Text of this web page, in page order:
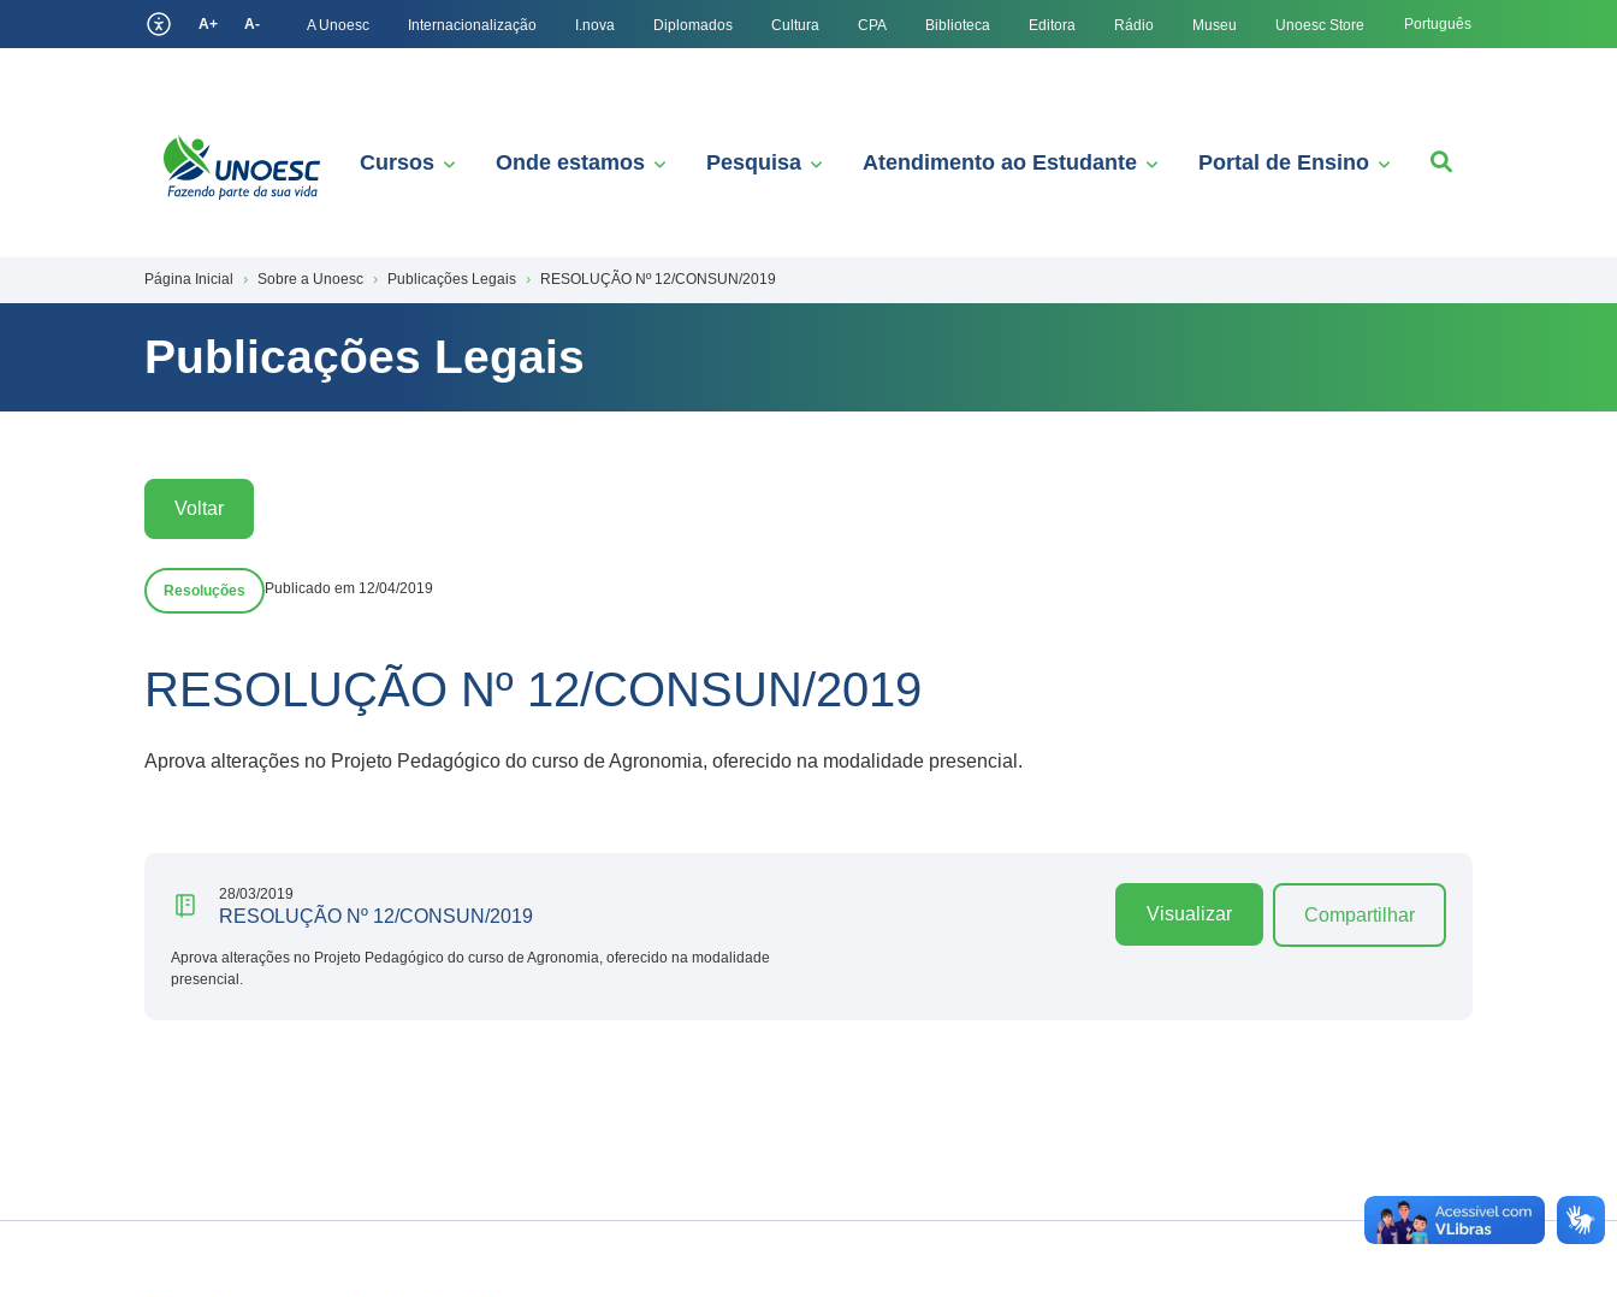
A+ A- A Unoesc Internacionalização I.nova Diplomados Cultura CPA Biblioteca Editora Rádio Museu Unoesc Store Português
Cursos Onde estamos Pesquisa Atendimento ao Estudante Portal de Ensino
Página Inicial Sobre a Unoesc Publicações Legais RESOLUÇÃO Nº 12/CONSUN/2019
Publicações Legais
Voltar
Resoluções Publicado em 12/04/2019
RESOLUÇÃO Nº 12/CONSUN/2019
Aprova alterações no Projeto Pedagógico do curso de Agronomia, oferecido na modalidade presencial.
28/03/2019
RESOLUÇÃO Nº 12/CONSUN/2019
Aprova alterações no Projeto Pedagógico do curso de Agronomia, oferecido na modalidade
presencial.
Visualizar Compartilhar